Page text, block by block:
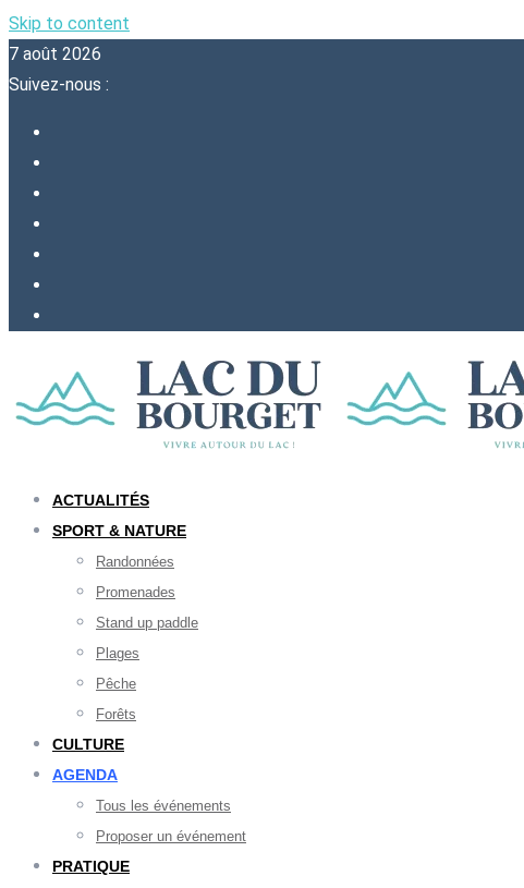
Skip to content
7 août 2026
Suivez-nous :
ACTUALITÉS
SPORT & NATURE
Randonnées
Promenades
Stand up paddle
Plages
Pêche
Forêts
CULTURE
AGENDA
Tous les événements
Proposer un événement
PRATIQUE